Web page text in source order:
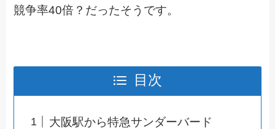
競争率40倍？だったそうです。
目次
大阪駅から特急サンダーバード